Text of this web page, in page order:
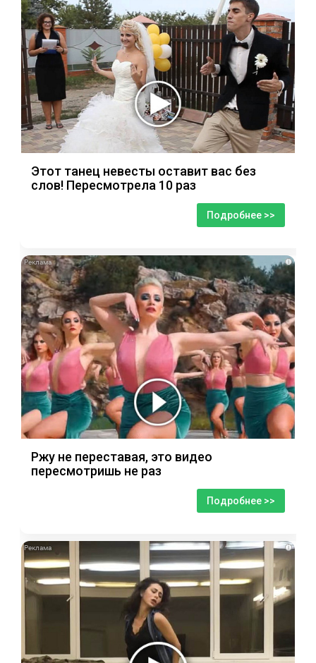
Этот танец невесты оставит вас без
слов! Пересмотрела 10 раз
Подробнее >>
i
Ржу не переставая, это видео
пересмотришь не раз
Подробнее >>
i